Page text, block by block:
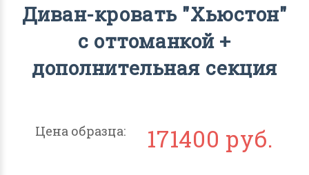
Диван-кровать "Хьюстон"
с оттоманкой +
дополнительная секция
Цена образца: 171400 руб.